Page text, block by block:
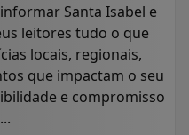
Santa Isabel e
leitores tudo o que
locais, regionais,
que impactam o seu
e compromisso